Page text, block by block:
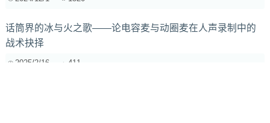
话筒界的冰与火之歌——论电容麦与动圈麦在人声录制中的
战术抉择
2025/2/16 411